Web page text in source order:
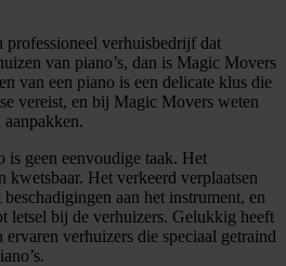
professioneel verhuisbedrijf dat
van piano’s, dan is Magic Movers
van een piano is een delicate klus die
vereist, en bij Magic Movers weten
aanpakken.
is geen eenvoudige taak. Het
kwetsbaar. Het verkeerd verplaatsen
aan het instrument, en
letsel bij de verhuizers. Gelukkig heeft
verhuizers die speciaal getraind